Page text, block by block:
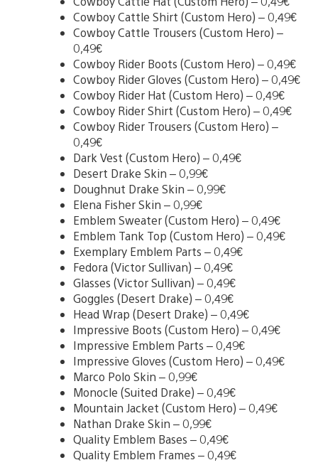
Cowboy Cattle Shirt (Custom Hero) – 0,49€
Cowboy Cattle Trousers (Custom Hero) –
0,49€
Cowboy Rider Boots (Custom Hero) – 0,49€
Cowboy Rider Gloves (Custom Hero) – 0,49€
Cowboy Rider Hat (Custom Hero) – 0,49€
Cowboy Rider Shirt (Custom Hero) – 0,49€
Cowboy Rider Trousers (Custom Hero) –
0,49€
Dark Vest (Custom Hero) – 0,49€
Desert Drake Skin – 0,99€
Doughnut Drake Skin – 0,99€
Elena Fisher Skin – 0,99€
Emblem Sweater (Custom Hero) – 0,49€
Emblem Tank Top (Custom Hero) – 0,49€
Exemplary Emblem Parts – 0,49€
Fedora (Victor Sullivan) – 0,49€
Glasses (Victor Sullivan) – 0,49€
Goggles (Desert Drake) – 0,49€
Head Wrap (Desert Drake) – 0,49€
Impressive Boots (Custom Hero) – 0,49€
Impressive Emblem Parts – 0,49€
Impressive Gloves (Custom Hero) – 0,49€
Marco Polo Skin – 0,99€
Monocle (Suited Drake) – 0,49€
Mountain Jacket (Custom Hero) – 0,49€
Nathan Drake Skin – 0,99€
Quality Emblem Bases – 0,49€
Quality Emblem Frames – 0,49€